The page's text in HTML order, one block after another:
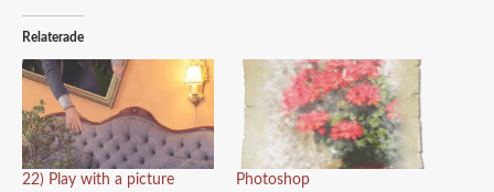
Relaterade
22) Play with a picture
Photoshop